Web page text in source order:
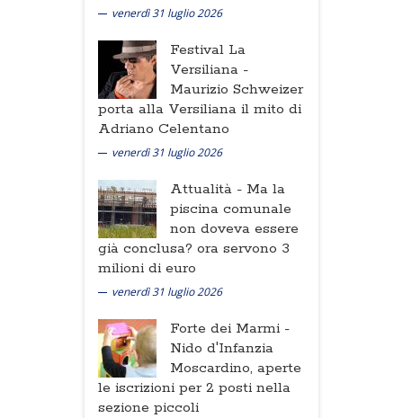
venerdì 31 luglio 2026
Festival La
Versiliana -
Maurizio Schweizer
porta alla Versiliana il mito di
Adriano Celentano
venerdì 31 luglio 2026
Attualità - Ma la
piscina comunale
non doveva essere
già conclusa? ora servono 3
milioni di euro
venerdì 31 luglio 2026
Forte dei Marmi -
Nido d'Infanzia
Moscardino, aperte
le iscrizioni per 2 posti nella
sezione piccoli